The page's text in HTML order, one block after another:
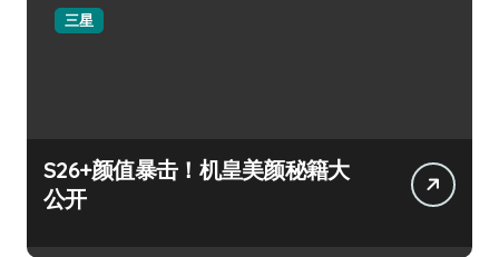
三星
S26+颜值暴击！机皇美颜秘籍大
公开